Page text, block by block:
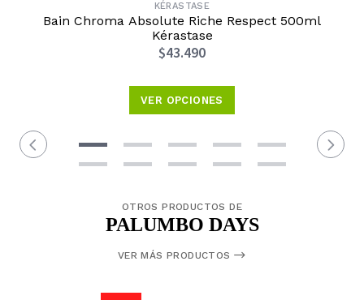
KÉRASTASE
Bain Chroma Absolute Riche Respect 500ml
Kérastase
$43.490
VER OPCIONES
OTROS PRODUCTOS DE
PALUMBO DAYS
VER MÁS PRODUCTOS